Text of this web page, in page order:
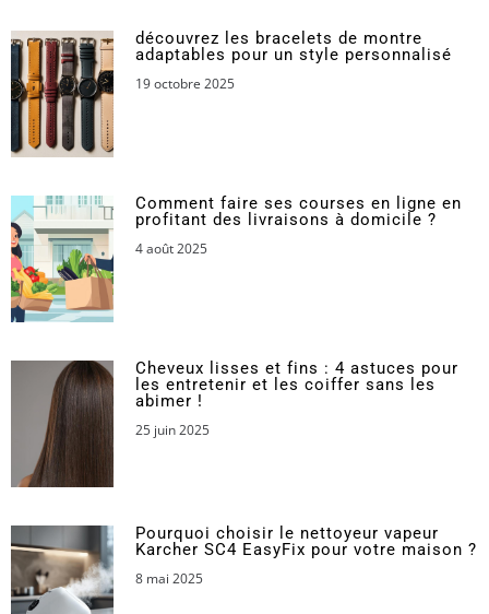
découvrez les bracelets de montre
adaptables pour un style personnalisé
19 octobre 2025
Comment faire ses courses en ligne en
profitant des livraisons à domicile ?
4 août 2025
Cheveux lisses et fins : 4 astuces pour
les entretenir et les coiffer sans les
abimer !
25 juin 2025
Pourquoi choisir le nettoyeur vapeur
Karcher SC4 EasyFix pour votre maison ?
8 mai 2025